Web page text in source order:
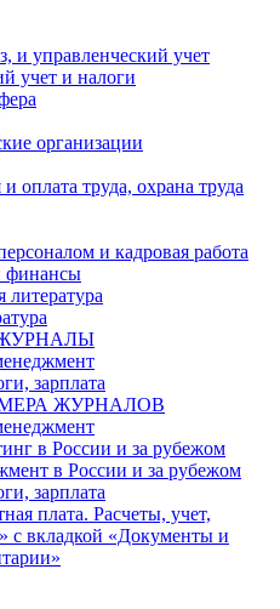
и управленческий учет
учет и налоги
организации
оплата труда, охрана труда
и кадровая работа
финансы
зарплата
ЖУРНАЛОВ
в России и за рубежом
в России и за рубежом
зарплата
плата. Расчеты, учет,
с вкладкой «Документы и